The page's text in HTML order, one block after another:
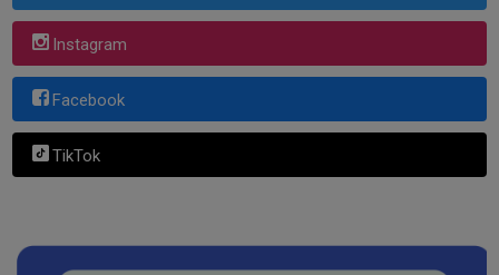
Instagram
Facebook
TikTok